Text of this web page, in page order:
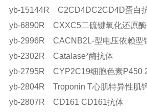
yb-15144R C2CD4DC2CD4D蛋白
yb-6890R CXXC5二硫键氧化还原
yb-2996R CACNB2L-型电压依赖型
yb-2302R Catalase*酶抗体
yb-2795R CYP2C19细胞色素P450
yb-2804R Troponin T心肌特异性肌
yb-2807R CD161 CD161抗体